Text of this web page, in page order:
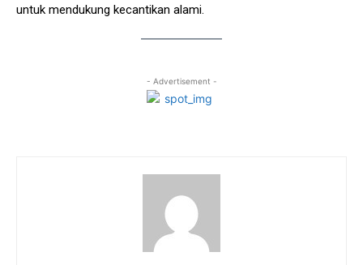
untuk mendukung kecantikan alami.
- Advertisement -